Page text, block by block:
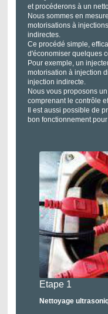
et procéderons à un
Nous sommes en
motorisations à
indirectes.
Ce procédé simple,
d'économiser quelques
Pour exemple, un
motorisation à injection
injection indirecte.
Nous vous proposons
comprenant le contrôle
Il est aussi possible de
bon fonctionnement
Etape 1
Nettoyage